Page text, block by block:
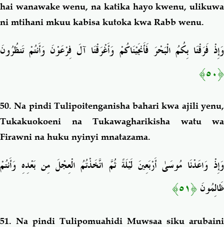
hai wanawake wenu, na katika hayo kwenu, ulikuwa
ni mtihani mkuu kabisa kutoka kwa Rabb wenu.
وَإِذْ فَرَقْنَا بِكُمُ الْبَحْرَ فَأَنجَيْنَاكُمْ وَأَغْرَقْنَا آلَ فِرْعَوْنَ وَأَنتُمْ تَنظُرُونَ
﴿٥٠﴾
50. Na pindi Tulipoitenganisha bahari kwa ajili yenu,
Tukakuokoeni na Tukawagharikisha watu wa
Firawni na huku nyinyi mnatazama.
وَإِذْ وَاعَدْنَا مُوسَىٰ أَرْبَعِينَ لَيْلَةً ثُمَّ اتَّخَذْتُمُ الْعِجْلَ مِن بَعْدِهِ وَأَنتُمْ
ظَالِمُونَ﴿٥١﴾
51. Na pindi Tulipomuahidi Muwsaa siku arubaini